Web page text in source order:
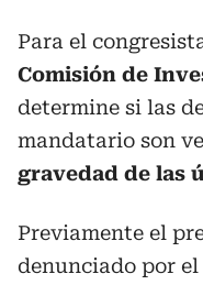
Para el
Comisión de
determine si las
mandatario son
gravedad de las
Previamente el
denunciado por